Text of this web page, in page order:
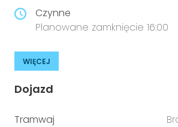
Czynne
Planowane zamknięcie 16:00
WIĘCEJ
Dojazd
Tramwaj